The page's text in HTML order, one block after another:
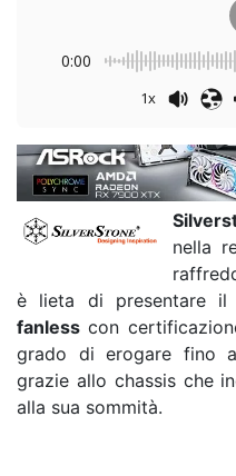
0:00
1x
nella
è lieta di presentare il
fanless con
grado di erogare fino a
grazie allo chassis che
alla sua sommità.